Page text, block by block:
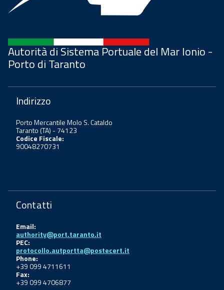
Autorità di Sistema Portuale del Mar Ionio -
Porto di Taranto
Indirizzo
Porto Mercantile Molo S. Cataldo
Taranto (TA) - 74123
Codice Fiscale:
90048270731
Contatti
Email:
authority@port.taranto.it
PEC:
protocollo.autportta@postecert.it
Phone:
+39 099 4711611
Fax:
+39 099 4706877